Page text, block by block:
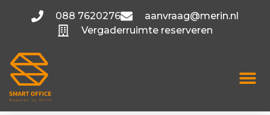
088 7620276
aanvraag@merin.nl
Vergaderruimte reserveren